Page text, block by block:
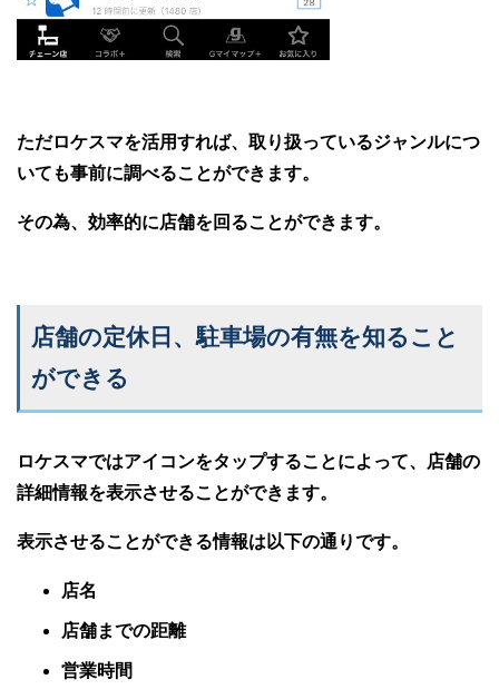
ただロケスマを活用すれば、取り扱っているジャンルにつ
いても事前に調べることができます。
その為、効率的に店舗を回ることができます。
店舗の定休日、駐車場の有無を知ること
ができる
ロケスマではアイコンをタップすることによって、店舗の
詳細情報を表示させることができます。
表示させることができる情報は以下の通りです。
店名
店舗までの距離
営業時間